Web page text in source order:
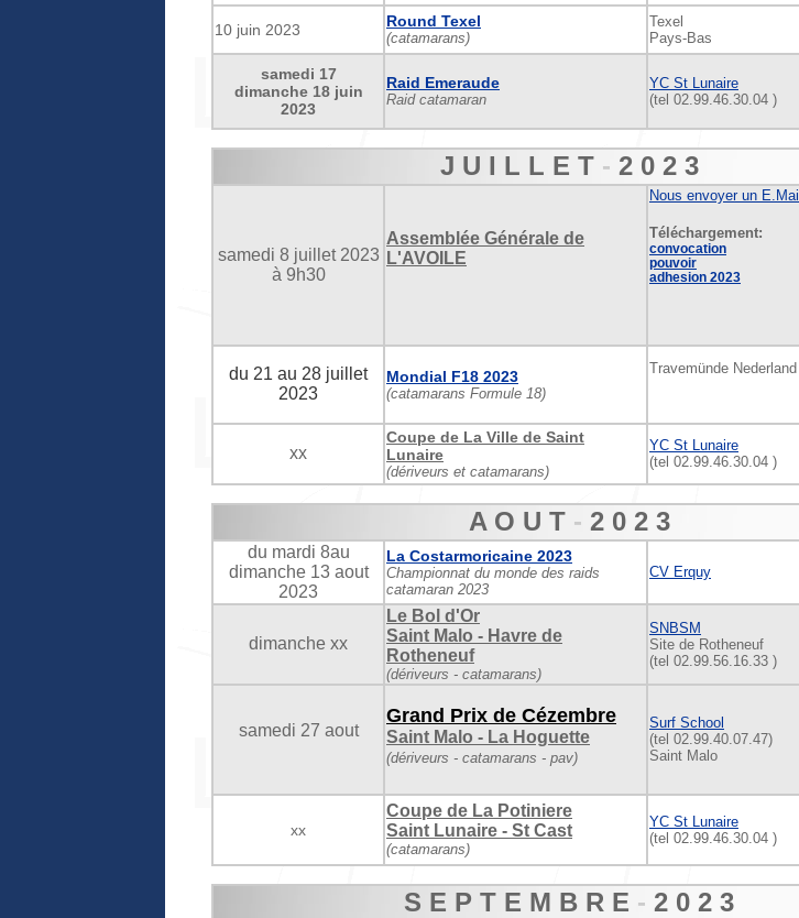
10 juin 2023 Round Texel
(catamarans)
Texel
Pays-Bas
samedi 17
dimanche 18 juin
2023
Raid Emeraude
Raid catamaran
YC St Lunaire
(tel 02.99.46.30.04 )
J U I L L E T- 2 0 2 3
samedi 8 juillet 2023
à 9h30
Assemblée Générale de
L'AVOILE
Nous envoyer un E.Mail
Téléchargement:
convocation
pouvoir
adhesion 2023
du 21 au 28 juillet
2023
Mondial F18 2023
(catamarans Formule 18)
Travemünde Nederland
xx
Coupe de La Ville de Saint
Lunaire
(dériveurs et catamarans)
YC St Lunaire
(tel 02.99.46.30.04 )
A O U T- 2 0 2 3
du mardi 8au
dimanche 13 aout
2023
La Costarmoricaine 2023
Championnat du monde des raids
catamaran 2023
CV Erquy
dimanche xx
Le Bol d'Or
Saint Malo - Havre de
Rotheneuf
(dériveurs - catamarans)
SNBSM
Site de Rotheneuf
(tel 02.99.56.16.33 )
samedi 27 aout
Grand Prix de Cézembre
Saint Malo - La Hoguette
(dériveurs - catamarans - pav)
Surf School
(tel 02.99.40.07.47)
Saint Malo
xx
Coupe de La Potiniere
Saint Lunaire - St Cast
(catamarans)
YC St Lunaire
(tel 02.99.46.30.04 )
S E P T E M B R E - 2 0 2 3